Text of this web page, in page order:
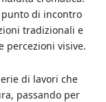
di incontro
tradizionali e
percezioni visive.
di lavori che
passando per